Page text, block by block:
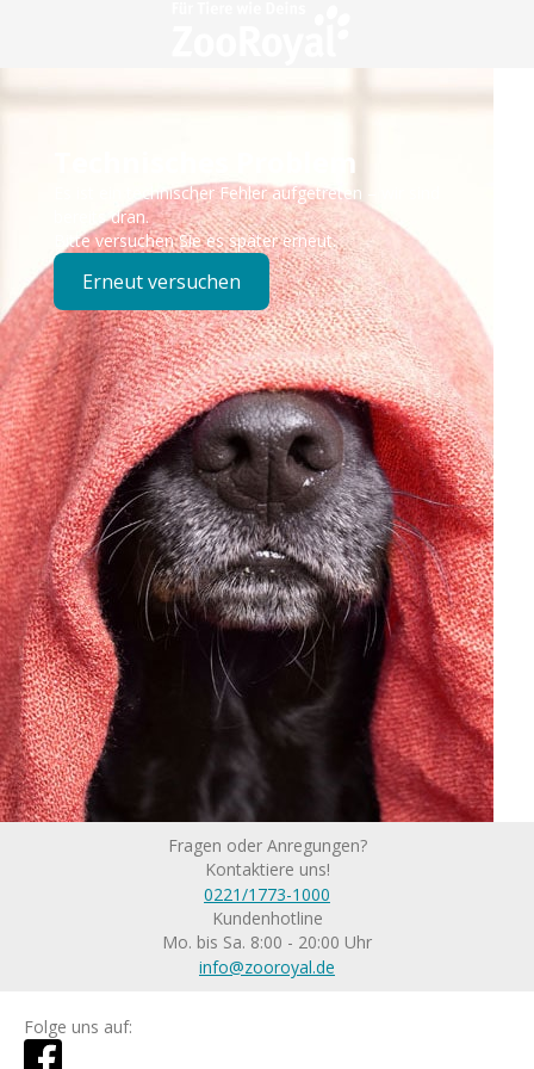
Technisches Problem
Es ist ein technischer Fehler aufgetreten – wir sind
bereits dran.
Bitte versuchen Sie es später erneut.
Erneut versuchen
Fragen oder Anregungen?
Kontaktiere uns!
0221/1773-1000
Kundenhotline
Mo. bis Sa. 8:00 - 20:00 Uhr
info@zooroyal.de
Folge uns auf: